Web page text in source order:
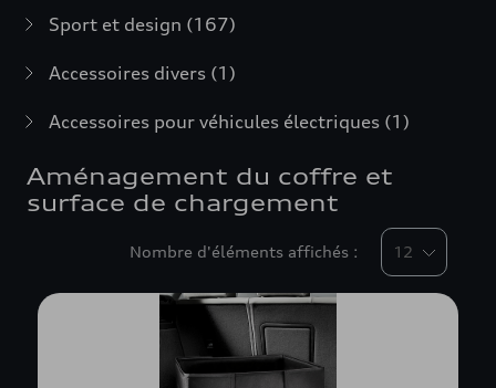
Sport et design (167)
Accessoires divers (1)
Accessoires pour véhicules électriques (1)
Aménagement du coffre et
surface de chargement
Nombre d'éléments affichés :